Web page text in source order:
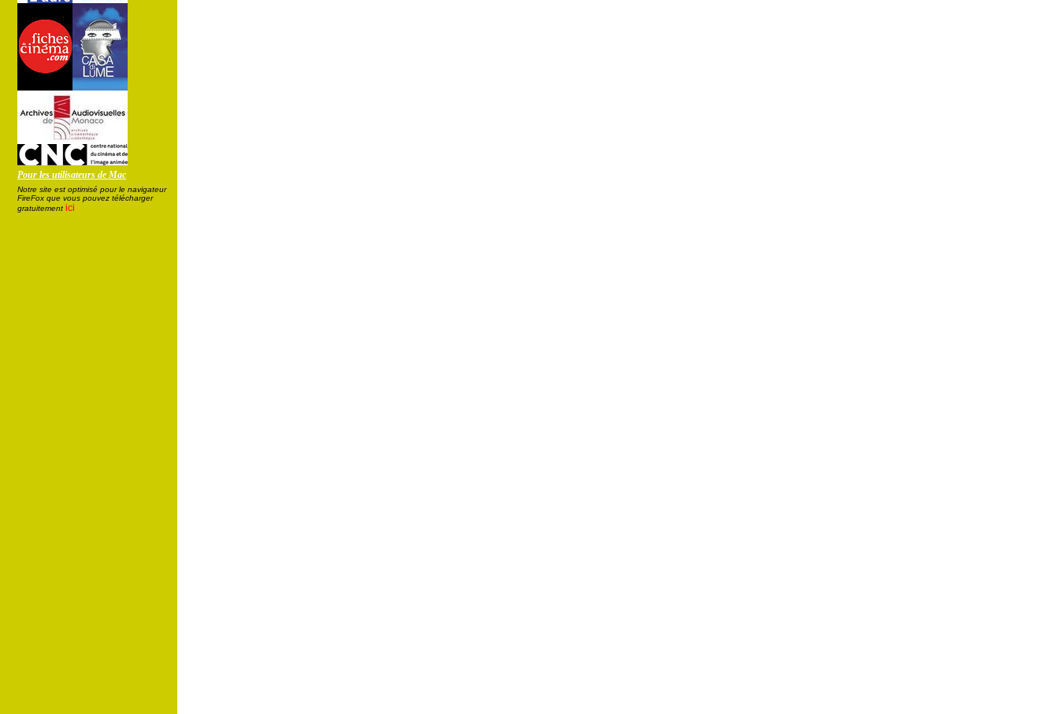
Pour les utilisateurs de Mac
Notre site est optimisé pour le navigateur
FireFox que vous pouvez télécharger
gratuitement ici